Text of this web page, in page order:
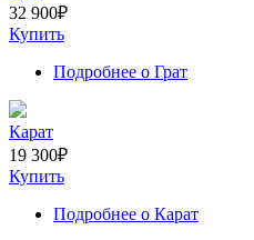
32 900₽
Купить
Подробнее о Грат
Карат
19 300₽
Купить
Подробнее о Карат